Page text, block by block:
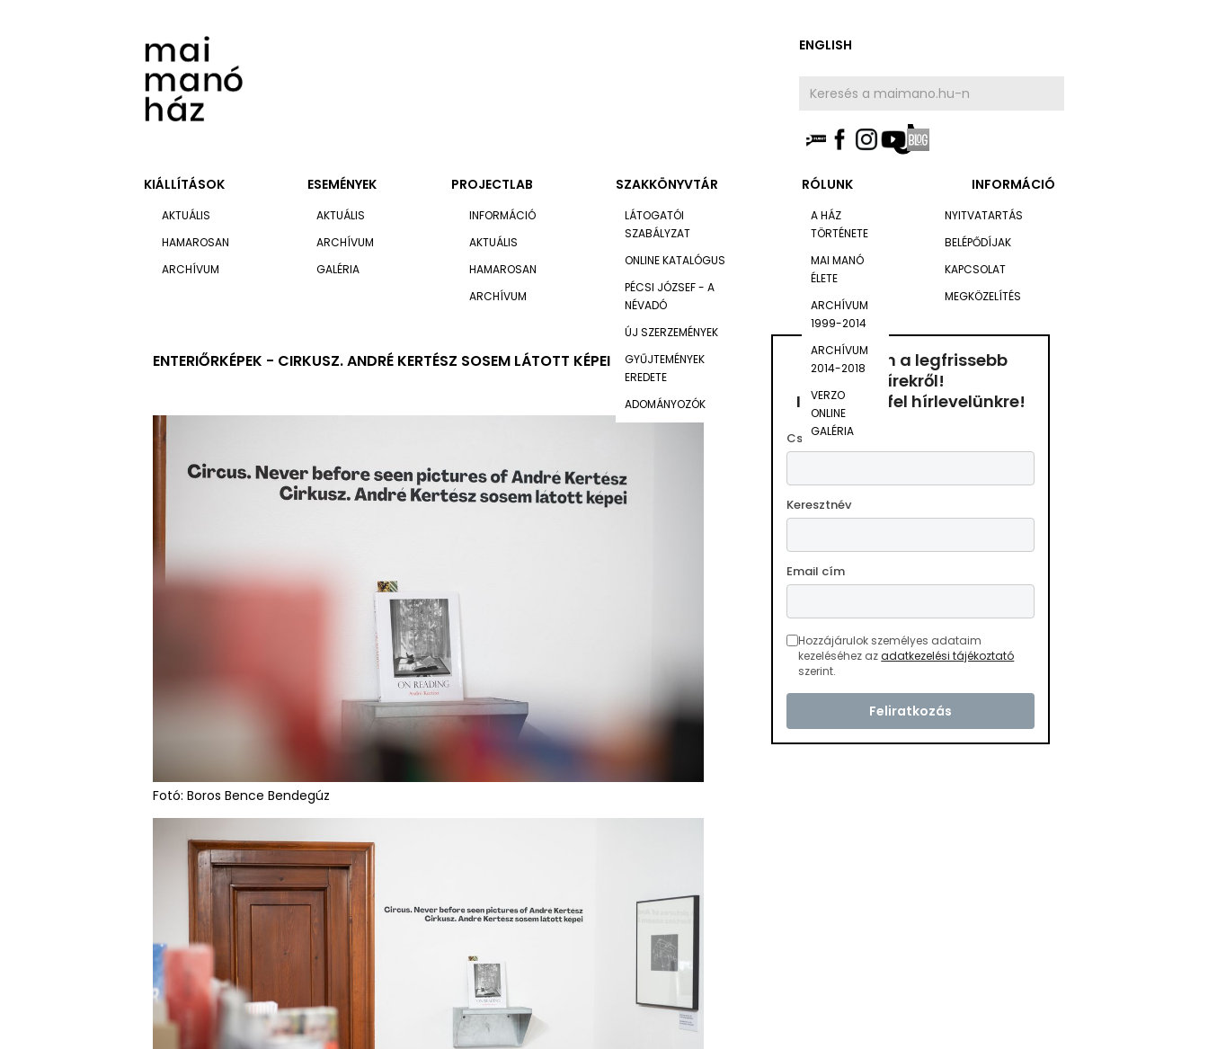
ENGLISH
KIÁLLÍTÁSOK
AKTUÁLIS
HAMAROSAN
ARCHÍVUM
ESEMÉNYEK
AKTUÁLIS
ARCHÍVUM
GALÉRIA
PROJECTLAB
INFORMÁCIÓ
AKTUÁLIS
HAMAROSAN
ARCHÍVUM
SZAKKÖNYVTÁR
LÁTOGATÓI
SZABÁLYZAT
ONLINE KATALÓGUS
PÉCSI JÓZSEF - A
NÉVADÓ
ÚJ SZERZEMÉNYEK
GYŰJTEMÉNYEK
EREDETE
ADOMÁNYOZÓK
RÓLUNK
A HÁZ
TÖRTÉNETE
MAI MANÓ
ÉLETE
ARCHÍVUM
1999-2014
ARCHÍVUM
2014-2018
VERZO
ONLINE
GALÉRIA
INFORMÁCIÓ
NYITVATARTÁS
BELÉPŐDÍJAK
KAPCSOLAT
MEGKÖZELÍTÉS
ENTERIŐRKÉPEK - CIRKUSZ. ANDRÉ KERTÉSZ SOSEM LÁTOTT KÉPEI
Fotó: Boros Bence Bendegúz
Értesüljön a legfrissebb
hírekről!
Iratkozzon fel hírlevelünkre!
Családnév
Keresztnév
Email cím
Hozzájárulok személyes adataim
kezeléséhez azadatkezelési tájékoztató
szerint.